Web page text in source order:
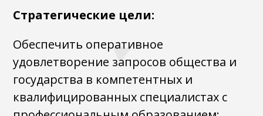
Стратегические цели:
Обеспечить оперативное
удовлетворение запросов общества и
государства в компетентных и
квалифицированных специалистах с